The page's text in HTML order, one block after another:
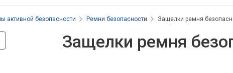
активной безопасности Ремни безопасности Защелки ремня
Защелки ремня